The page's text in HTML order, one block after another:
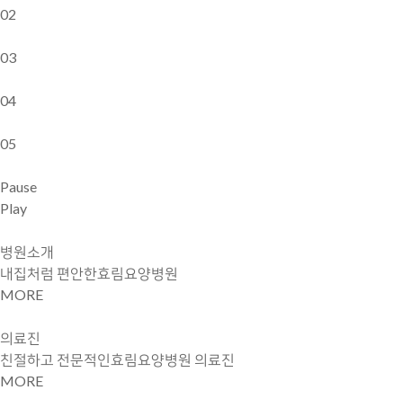
02
03
04
05
Pause
Play
병원소개
내집처럼 편안한효림요양병원
MORE
의료진
친절하고 전문적인 효림요양병원 의료진
MORE